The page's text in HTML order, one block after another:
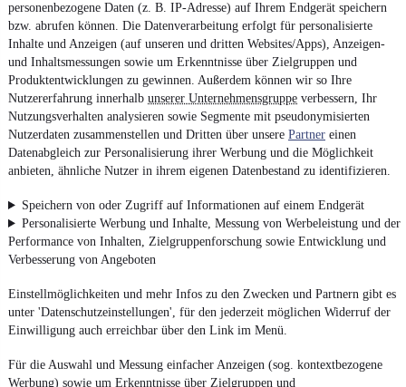
personenbezogene Daten (z. B. IP-Adresse) auf Ihrem Endgerät speichern
bzw. abrufen können. Die Datenverarbeitung erfolgt für personalisierte
Inhalte und Anzeigen (auf unseren und dritten Websites/Apps), Anzeigen-
und Inhaltsmessungen sowie um Erkenntnisse über Zielgruppen und
Produktentwicklungen zu gewinnen. Außerdem können wir so Ihre
Nutzererfahrung innerhalb unserer Unternehmensgruppe verbessern, Ihr
Nutzungsverhalten analysieren sowie Segmente mit pseudonymisierten
Nutzerdaten zusammenstellen und Dritten über unsere Partner einen
Datenabgleich zur Personalisierung ihrer Werbung und die Möglichkeit
anbieten, ähnliche Nutzer in ihrem eigenen Datenbestand zu identifizieren.
Speichern von oder Zugriff auf Informationen auf einem Endgerät
Personalisierte Werbung und Inhalte, Messung von Werbeleistung und der
Performance von Inhalten, Zielgruppenforschung sowie Entwicklung und
Verbesserung von Angeboten
Einstellmöglichkeiten und mehr Infos zu den Zwecken und Partnern gibt es
unter 'Datenschutzeinstellungen', für den jederzeit möglichen Widerruf der
Einwilligung auch erreichbar über den Link im Menü.
Für die Auswahl und Messung einfacher Anzeigen (sog. kontextbezogene
Werbung) sowie um Erkenntnisse über Zielgruppen und